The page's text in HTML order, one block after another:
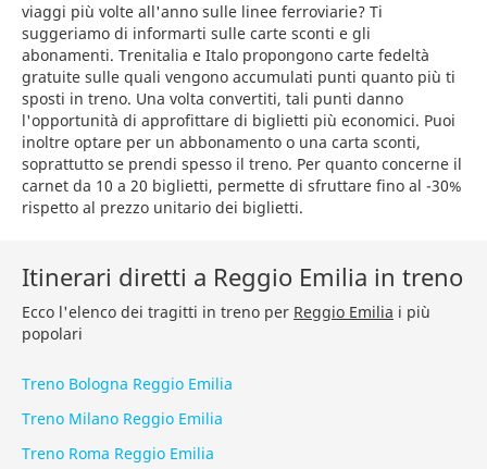
viaggi più volte all'anno sulle linee ferroviarie? Ti
suggeriamo di informarti sulle carte sconti e gli
abonamenti. Trenitalia e Italo propongono carte fedeltà
gratuite sulle quali vengono accumulati punti quanto più ti
sposti in treno. Una volta convertiti, tali punti danno
l'opportunità di approfittare di biglietti più economici. Puoi
inoltre optare per un abbonamento o una carta sconti,
soprattutto se prendi spesso il treno. Per quanto concerne il
carnet da 10 a 20 biglietti, permette di sfruttare fino al -30%
rispetto al prezzo unitario dei biglietti.
Itinerari diretti a Reggio Emilia in treno
Ecco l'elenco dei tragitti in treno per Reggio Emilia i più
popolari
Treno Bologna Reggio Emilia
Treno Milano Reggio Emilia
Treno Roma Reggio Emilia